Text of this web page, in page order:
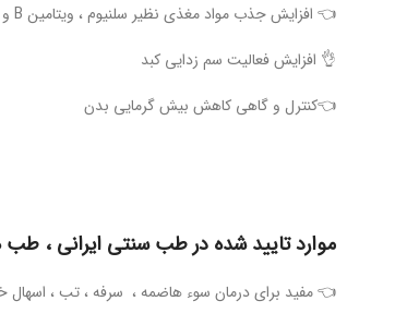
👈 افزایش جذب مواد مغذی نظیر سلنیوم ، ویتامین B و بتاکارون
👌 افزایش فعالیت سم زدایی کبد
👈کنترل و گاهی کاهش بیش گرمایی بدن
موارد تایید شده در طب سنتی ایرانی ،
👈 مفید برای درمان سوء هاضمه ، سرفه ، تب ، اسهال